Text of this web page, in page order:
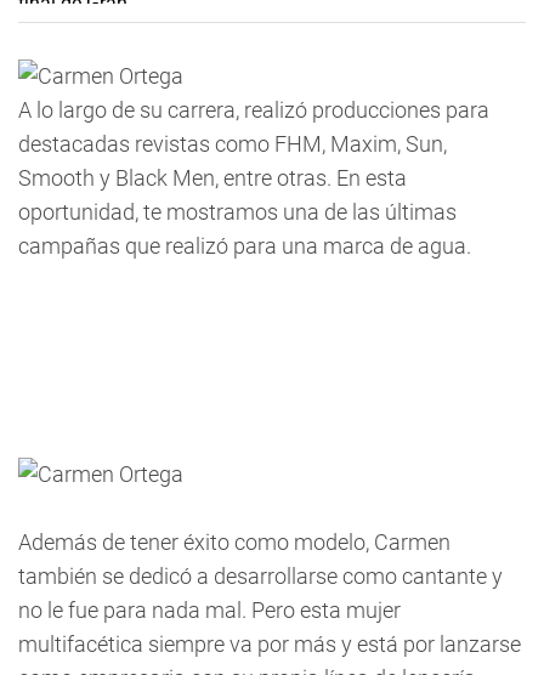
A lo largo de su carrera, realizó producciones para
destacadas revistas como FHM, Maxim, Sun,
Smooth y Black Men, entre otras. En esta
oportunidad, te mostramos una de las últimas
campañas que realizó para una marca de agua.
Además de tener éxito como modelo, Carmen
también se dedicó a desarrollarse como cantante y
no le fue para nada mal. Pero esta mujer
multifacética siempre va por más y está por lanzarse